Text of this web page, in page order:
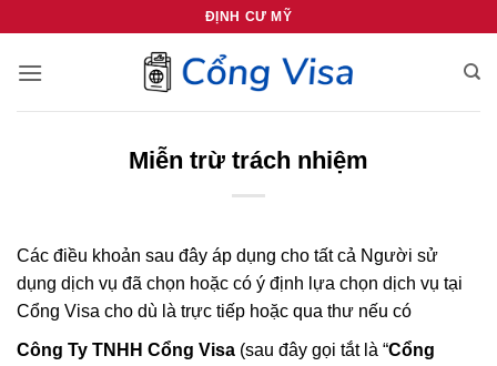
nội
ĐỊNH CƯ MỸ
Miễn trừ trách nhiệm
Các điều khoản sau đây áp dụng cho tất cả Người sử
dụng dịch vụ đã chọn hoặc có ý định lựa chọn dịch vụ tại
Cổng Visa cho dù là trực tiếp hoặc qua thư nếu có
Công Ty TNHH Cổng Visa (sau đây gọi tắt là “Cổng